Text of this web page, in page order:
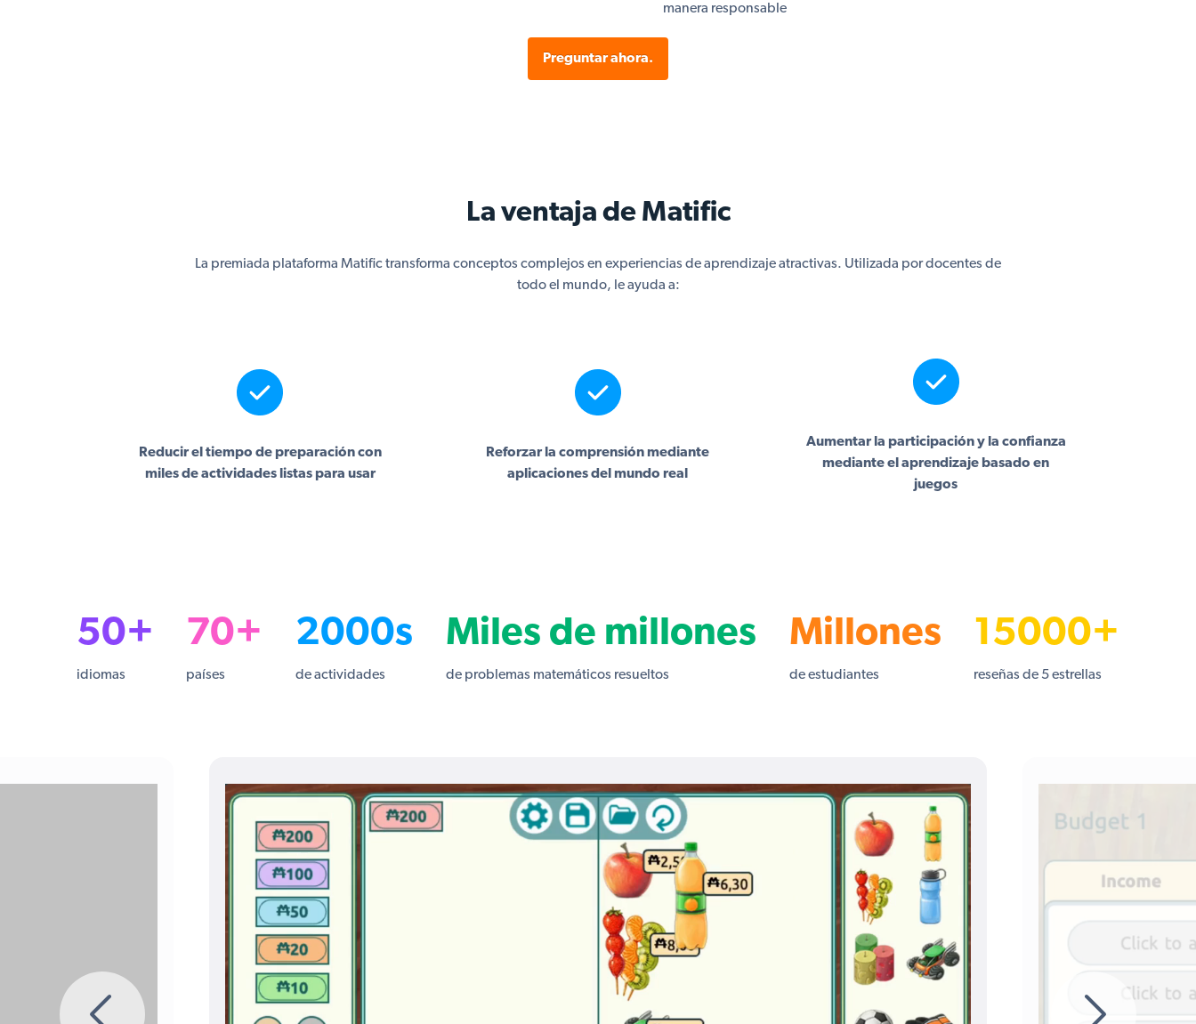
manera responsable
Preguntar ahora.
La ventaja de Matific
La premiada plataforma Matific transforma conceptos complejos en experiencias de aprendizaje atractivas. Utilizada por docentes de
todo el mundo, le ayuda a:
Reducir el tiempo de preparación con
miles de actividades listas para usar
Reforzar la comprensión mediante
aplicaciones del mundo real
Aumentar la participación y la confianza
mediante el aprendizaje basado en
juegos
50+
idiomas
70+
países
2000s
de actividades
Miles de millones
de problemas matemáticos resueltos
Millones
de estudiantes
15000+
reseñas de 5 estrellas